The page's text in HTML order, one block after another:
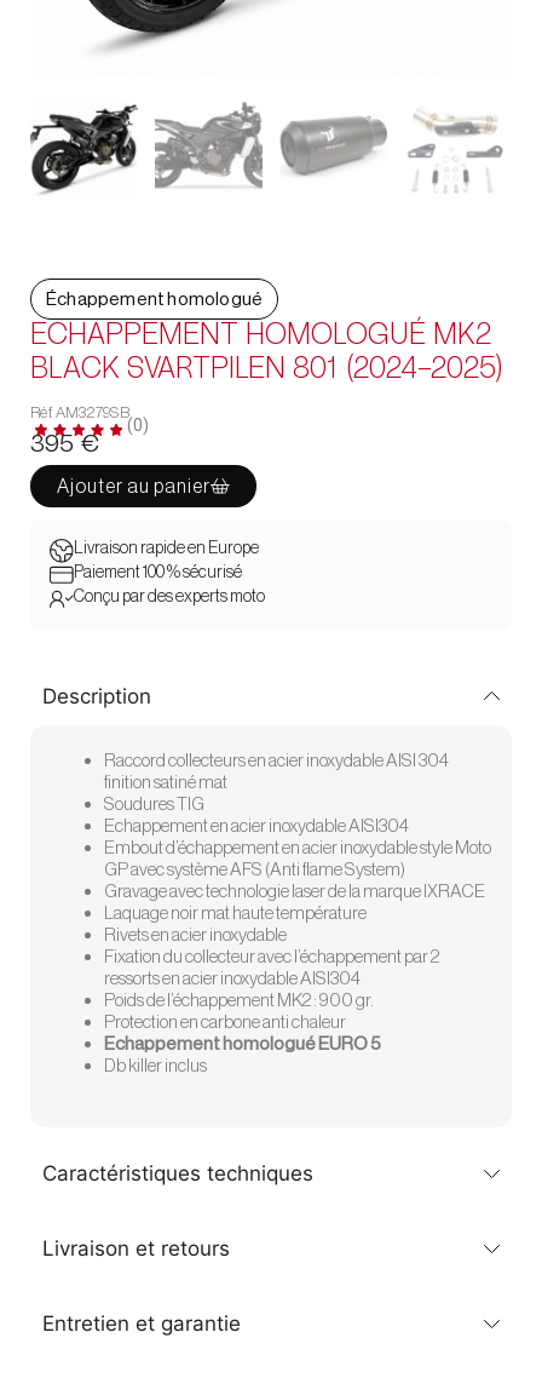
Échappement homologué
ECHAPPEMENT HOMOLOGUÉ MK2
BLACK SVARTPILEN 801 (2024-2025)
Réf. AM3279SB
(0)
395 €
Ajouter au panier
Livraison rapide en Europe
Paiement 100 % sécurisé
Conçu par des experts moto
Description
Raccord collecteurs en acier inoxydable AISI 304
finition satiné mat
Soudures TIG
Echappement en acier inoxydable AISI304
Embout d’échappement en acier inoxydable style Moto
GP avec système AFS (Anti flame System)
Gravage avec technologie laser de la marque IXRACE
Laquage noir mat haute température
Rivets en acier inoxydable
Fixation du collecteur avec l’échappement par 2
ressorts en acier inoxydable AISI304
Poids de l’échappement MK2 : 900 gr.
Protection en carbone anti chaleur
Echappement homologué EURO 5
Db killer inclus
Caractéristiques techniques
Livraison et retours
Entretien et garantie